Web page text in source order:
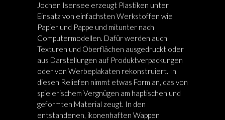
Jochen Isensee erzeugt Plastiken unter
Einsatz von einfachsten Werkstoffen wie
Papier und Pappe und mitunter nach
Computermodellen. Dafür werden auch
Texturen und Oberflächen ausgedruckt oder
aus Darstellungen auf Produktverpackungen
oder von Werbeplakaten rekonstruiert. In
diesen Reliefen nimmt etwas Form an, das von
spielerischem Vergnügen am haptischen und
geformten Material zeugt. In den
entstandenen, ikonenhaften Wappen